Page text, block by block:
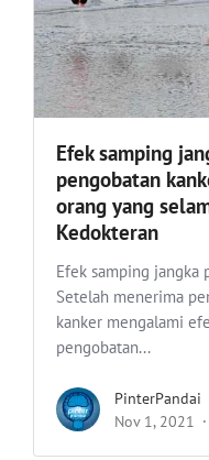
Efek samping
pengobatan
orang yang
Kedokteran
Efek samping jangka
Setelah menerima
kanker mengalami
pengobatan...
PinterPandai
Nov 1, 2021